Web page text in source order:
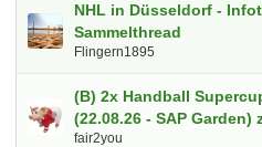
NHL in Düsseldorf -
Sammelthread
Flingern1895
(B) 2x Handball
(22.08.26 - SAP Garden)
fair2you